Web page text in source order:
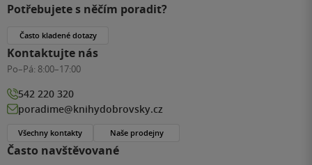
Často navštěvované
Potřebujete s něčím poradit?
Často kladené dotazy
Kontaktujte nás
Po–Pá: 8:00–17:00
542 220 320
poradime@knihydobrovsky.cz
Všechny kontakty Naše prodejny